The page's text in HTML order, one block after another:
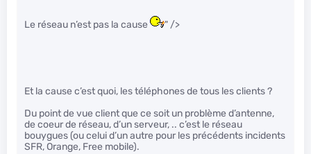
Le réseau n’est pas la cause " />
Et la cause c’est quoi, les téléphones de tous les clients ?
Du point de vue client que ce soit un problème d’antenne,
de coeur de réseau, d’un serveur, .. c’est le réseau
bouygues (ou celui d’un autre pour les précédents incidents
SFR, Orange, Free mobile).